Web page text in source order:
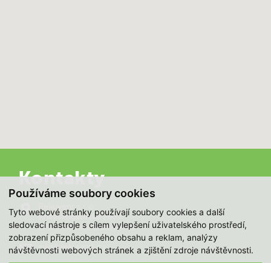
Používáme soubory cookies
Tyto webové stránky používají soubory cookies a další
sledovací nástroje s cílem vylepšení uživatelského prostředí,
zobrazení přizpůsobeného obsahu a reklam, analýzy
návštěvnosti webových stránek a zjištění zdroje návštěvnosti.
Kontakty
Rekuvent s.r.o.
Kněžskodvorská 2632
370 04 České Budějovice
info@rekuvent.cz